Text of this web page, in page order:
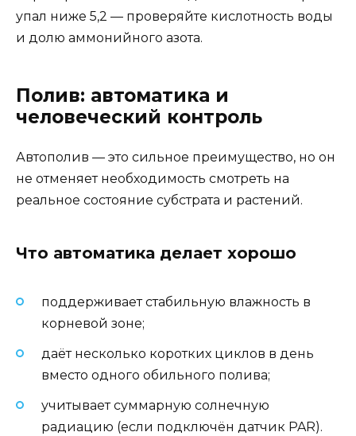
упал ниже 5,2 — проверяйте кислотность воды
и долю аммонийного азота.
Полив: автоматика и
человеческий контроль
Автополив — это сильное преимущество, но он
не отменяет необходимость смотреть на
реальное состояние субстрата и растений.
Что автоматика делает хорошо
поддерживает стабильную влажность в
корневой зоне;
даёт несколько коротких циклов в день
вместо одного обильного полива;
учитывает суммарную солнечную
радиацию (если подключён датчик PAR).